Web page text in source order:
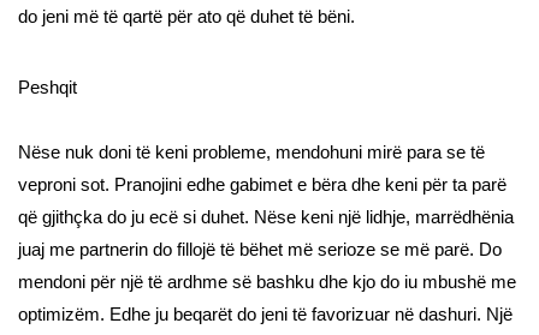
do jeni më të qartë për ato që duhet të bëni.
Peshqit
Nëse nuk doni të keni probleme, mendohuni mirë para se të
veproni sot. Pranojini edhe gabimet e bëra dhe keni për ta parë
që gjithçka do ju ecë si duhet. Nëse keni një lidhje, marrëdhënia
juaj me partnerin do fillojë të bëhet më serioze se më parë. Do
mendoni për një të ardhme së bashku dhe kjo do iu mbushë me
optimizëm. Edhe ju beqarët do jeni të favorizuar në dashuri. Një